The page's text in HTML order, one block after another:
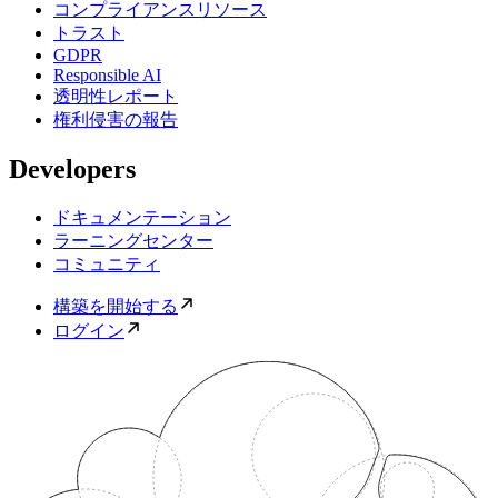
コンプライアンスリソース
トラスト
GDPR
Responsible AI
透明性レポート
権利侵害の報告
Developers
ドキュメンテーション
ラーニングセンター
コミュニティ
構築を開始する
ログイン